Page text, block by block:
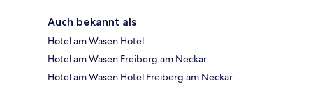
Auch bekannt als
Hotel am Wasen Hotel
Hotel am Wasen Freiberg am Neckar
Hotel am Wasen Hotel Freiberg am Neckar